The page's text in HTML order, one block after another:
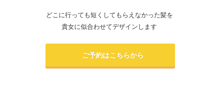
どこに行っても短くしてもらえなかった髪を
貴女に似合わせてデザインします
ご予約はこちらから